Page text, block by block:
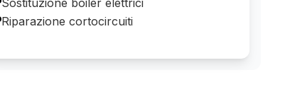
Sostituzione boiler elettrici
Riparazione cortocircuiti